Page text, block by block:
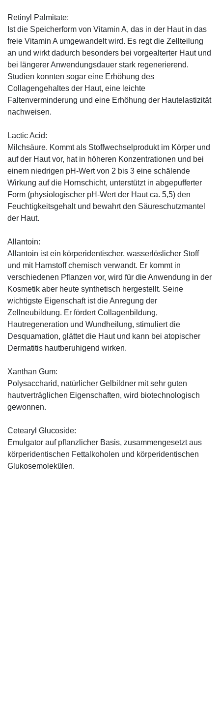
Retinyl Palmitate:
Ist die Speicherform von Vitamin A, das in der Haut in das
freie Vitamin A umgewandelt wird. Es regt die Zellteilung
an und wirkt dadurch besonders bei vorgealterter Haut und
bei längerer Anwendungsdauer stark regenerierend.
Studien konnten sogar eine Erhöhung des
Collagengehaltes der Haut, eine leichte
Faltenverminderung und eine Erhöhung der Hautelastizität
nachweisen.
Lactic Acid:
Milchsäure. Kommt als Stoffwechselprodukt im Körper und
auf der Haut vor, hat in höheren Konzentrationen und bei
einem niedrigen pH-Wert von 2 bis 3 eine schälende
Wirkung auf die Hornschicht, unterstützt in abgepufferter
Form (physiologischer pH-Wert der Haut ca. 5,5) den
Feuchtigkeitsgehalt und bewahrt den Säureschutzmantel
der Haut.
Allantoin:
Allantoin ist ein körperidentischer, wasserlöslicher Stoff
und mit Harnstoff chemisch verwandt. Er kommt in
verschiedenen Pflanzen vor, wird für die Anwendung in der
Kosmetik aber heute synthetisch hergestellt. Seine
wichtigste Eigenschaft ist die Anregung der
Zellneubildung. Er fördert Collagenbildung,
Hautregeneration und Wundheilung, stimuliert die
Desquamation, glättet die Haut und kann bei atopischer
Dermatitis hautberuhigend wirken.
Xanthan Gum:
Polysaccharid, natürlicher Gelbildner mit sehr guten
hautverträglichen Eigenschaften, wird biotechnologisch
gewonnen.
Cetearyl Glucoside:
Emulgator auf pflanzlicher Basis, zusammengesetzt aus
körperidentischen Fettalkoholen und körperidentischen
Glukosemolekülen.